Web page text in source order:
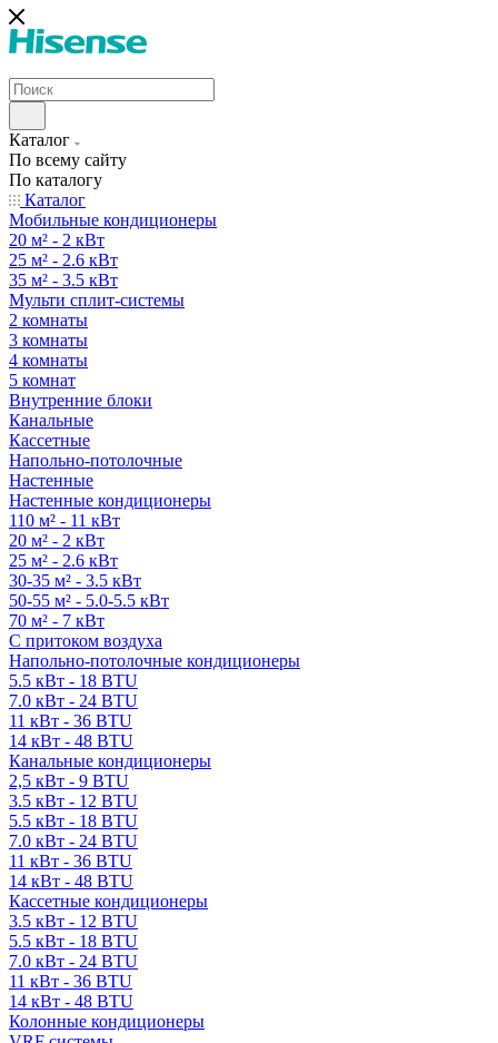
Каталог
По всему сайту
По каталогу
Каталог
Мобильные кондиционеры
20 м² - 2 кВт
25 м² - 2.6 кВт
35 м² - 3.5 кВт
Мульти сплит-системы
2 комнаты
3 комнаты
4 комнаты
5 комнат
Внутренние блоки
Канальные
Кассетные
Напольно-потолочные
Настенные
Настенные кондиционеры
110 м² - 11 кВт
20 м² - 2 кВт
25 м² - 2.6 кВт
30-35 м² - 3.5 кВт
50-55 м² - 5.0-5.5 кВт
70 м² - 7 кВт
С притоком воздуха
Напольно-потолочные кондиционеры
5.5 кВт - 18 BTU
7.0 кВт - 24 BTU
11 кВт - 36 BTU
14 кВт - 48 BTU
Канальные кондиционеры
2,5 кВт - 9 BTU
3.5 кВт - 12 BTU
5.5 кВт - 18 BTU
7.0 кВт - 24 BTU
11 кВт - 36 BTU
14 кВт - 48 BTU
Кассетные кондиционеры
3.5 кВт - 12 BTU
5.5 кВт - 18 BTU
7.0 кВт - 24 BTU
11 кВт - 36 BTU
14 кВт - 48 BTU
Колонные кондиционеры